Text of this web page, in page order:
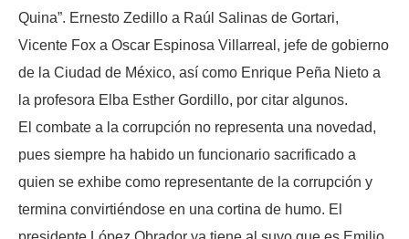
Quina”. Ernesto Zedillo a Raúl Salinas de Gortari,
Vicente Fox a Oscar Espinosa Villarreal, jefe de gobierno
de la Ciudad de México, así como Enrique Peña Nieto a
la profesora Elba Esther Gordillo, por citar algunos.
El combate a la corrupción no representa una novedad,
pues siempre ha habido un funcionario sacrificado a
quien se exhibe como representante de la corrupción y
termina convirtiéndose en una cortina de humo. El